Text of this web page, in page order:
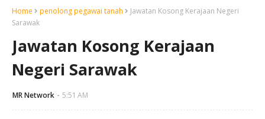
Home penolong pegawai tanah
Jawatan Kosong Kerajaan Negeri
Sarawak
Jawatan Kosong Kerajaan
Negeri Sarawak
MR Network 5:51 AM